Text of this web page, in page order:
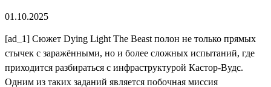
01.10.2025
[ad_1] Сюжет Dying Light The Beast полон не только прямых
стычек с заражёнными, но и более сложных испытаний, где
приходится разбираться с инфраструктурой Кастор-Вудс.
Одним из таких заданий является побочная миссия